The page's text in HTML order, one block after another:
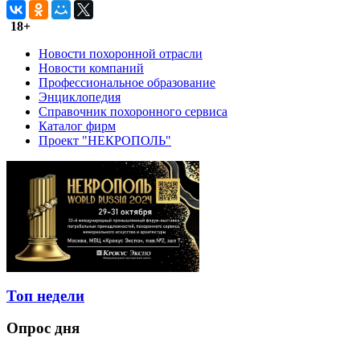
18+
Новости похоронной отрасли
Новости компаний
Профессиональное образование
Энциклопедия
Справочник похоронного сервиса
Каталог фирм
Проект "НЕКРОПОЛЬ"
Топ недели
Опрос дня